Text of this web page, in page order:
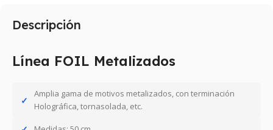
Descripción
Línea FOIL Metalizados
Amplia gama de motivos metalizados, con terminación
Holográfica, tornasolada, etc.